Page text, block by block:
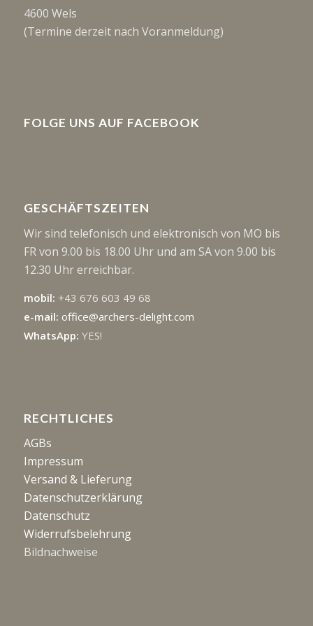
4600 Wels
(Termine derzeit nach Voranmeldung)
FOLGE UNS AUF FACEBOOK
GESCHÄFTSZEITEN
Wir sind telefonisch und elektronisch von MO bis
FR von 9.00 bis 18.00 Uhr und am SA von 9.00 bis
12.30 Uhr erreichbar.
mobil: +43 676 603 49 68
e-mail: office@archers-delight.com
WhatsApp: YES!
RECHTLICHES
AGBs
Impressum
Versand & Lieferung
Datenschutzerklärung
Datenschutz
Widerrufsbelehrung
Bildnachweise